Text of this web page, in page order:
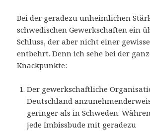
Bei der geradezu unheimlichen
schwedischen Gewerkschaften ein
Schluss, der aber nicht einer
entbehrt. Denn ich sehe bei der
Knackpunkte:
Der gewerkschaftliche
Deutschland
geringer als in Schweden.
jede Imbissbude mit geradezu